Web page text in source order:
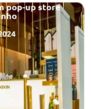
pop-up store